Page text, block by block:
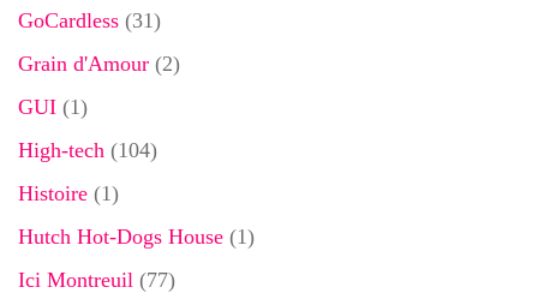
GoCardless (31)
Grain d'Amour (2)
GUI (1)
High-tech (104)
Histoire (1)
Hutch Hot-Dogs House (1)
Ici Montreuil (77)